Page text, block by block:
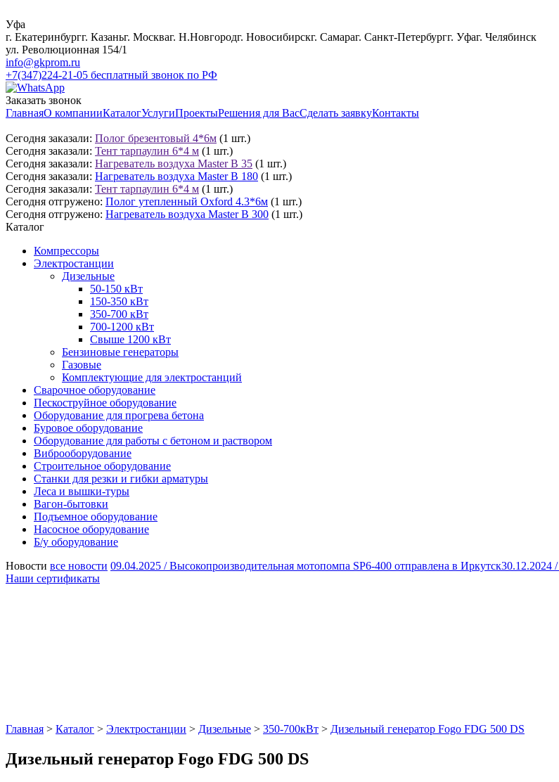
Уфа
г. Екатеринбургг. Казаньг. Москваг. Н.Новгородг. Новосибирскг. Самараг. Санкт-Петербургг. Уфаг. Челябинск
ул. Революционная 154/1
info@gkprom.ru
+7(347)224-21-05 бесплатный звонок по РФ
Заказать звонок
ГлавнаяО компанииКаталогУслугиПроектыРешения для ВасСделать заявкуКонтакты
Сегодня заказали: Полог брезентовый 4*6м (1 шт.)
Сегодня заказали: Тент тарпаулин 6*4 м (1 шт.)
Сегодня заказали: Нагреватель воздуха Master B 35 (1 шт.)
Сегодня заказали: Нагреватель воздуха Master B 180 (1 шт.)
Сегодня заказали: Тент тарпаулин 6*4 м (1 шт.)
Сегодня отгружено: Полог утепленный Oxford 4.3*6м (1 шт.)
Сегодня отгружено: Нагреватель воздуха Master B 300 (1 шт.)
Каталог
Компрессоры
Электростанции
Дизельные
50-150 кВт
150-350 кВт
350-700 кВт
700-1200 кВт
Свыше 1200 кВт
Бензиновые генераторы
Газовые
Комплектующие для электростанций
Сварочное оборудование
Пескоструйное оборудование
Оборудование для прогрева бетона
Буровое оборудование
Оборудование для работы с бетоном и раствором
Виброоборудование
Строительное оборудование
Станки для резки и гибки арматуры
Леса и вышки-туры
Вагон-бытовки
Подъемное оборудование
Насосное оборудование
Б/у оборудование
Новости все новости 09.04.2025 /Высокопроизводительная мотопомпа SP6-400 отправлена в Иркутск30.12.2024 /
Наши сертификаты
Главная > Каталог > Электростанции > Дизельные > 350-700кВт > Дизельный генератор Fogo FDG 500 DS
Дизельный генератор Fogo FDG 500 DS